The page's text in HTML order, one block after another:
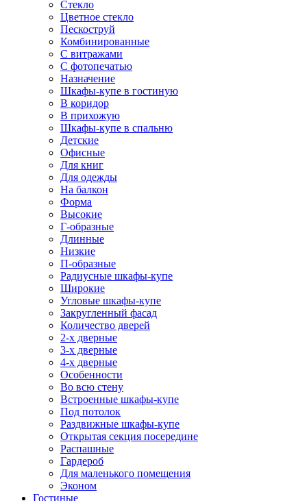
Стекло
Цветное стекло
Пескоструй
Комбинированные
С витражами
С фотопечатью
Назначение
Шкафы-купе в гостиную
В коридор
В прихожую
Шкафы-купе в спальню
Детские
Офисные
Для книг
Для одежды
На балкон
Форма
Высокие
Г-образные
Длинные
Низкие
П-образные
Радиусные шкафы-купе
Широкие
Угловые шкафы-купе
Закругленный фасад
Количество дверей
2-х дверные
3-х дверные
4-х дверные
Особенности
Во всю стену
Встроенные шкафы-купе
Под потолок
Раздвижные шкафы-купе
Открытая секция посередине
Распашные
Гардероб
Для маленького помещения
Эконом
Гостиные